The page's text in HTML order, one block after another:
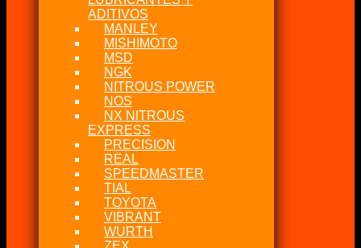
ADITIVOS
MANLEY
MISHIMOTO
MSD
NGK
NITROUS POWER
NOS
NX NITROUS
EXPRESS
PRECISION
REAL
SPEEDMASTER
TIAL
TOYOTA
VIBRANT
WURTH